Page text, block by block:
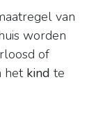
van
worden
of
het kind te